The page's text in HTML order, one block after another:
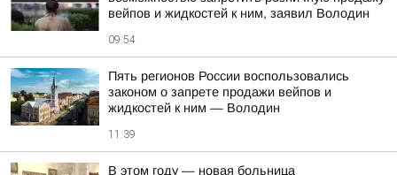
вейпов и жидкостей к ним, заявил Володин
09:54
Пять регионов России воспользовались
законом о запрете продажи вейпов и
жидкостей к ним — Володин
11:39
В этом году — новая больница